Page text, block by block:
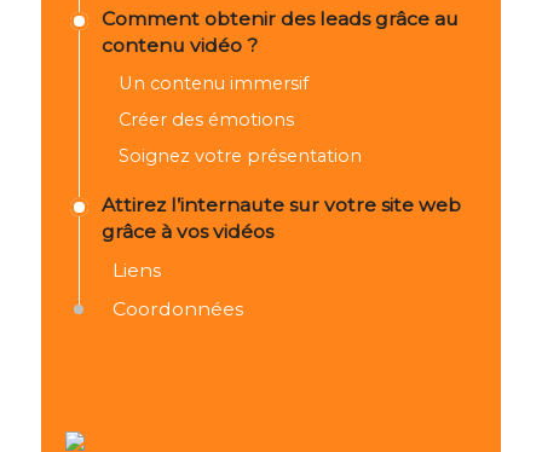
Comment obtenir des leads grâce au
contenu vidéo ?
Un contenu immersif
Créer des émotions
Soignez votre présentation
Attirez l’internaute sur votre site web
grâce à vos vidéos
Liens
Coordonnées